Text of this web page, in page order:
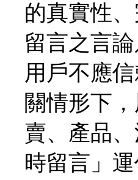
的真實性
留言之言
用戶不應
關情形下
賣、產品
時留言」